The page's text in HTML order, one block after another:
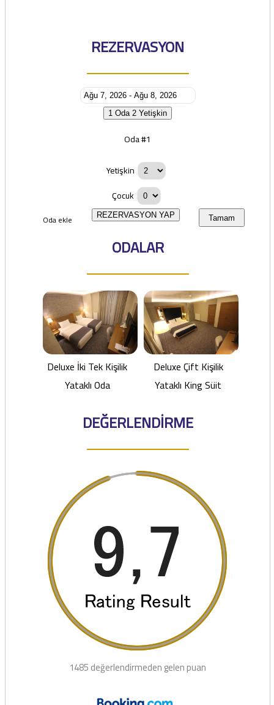
REZERVASYON
1 Oda 2 Yetişkin
Oda #1
Yetişkin
Çocuk
Oda ekle Tamam
REZERVASYON YAP
ODALAR
Deluxe İki Tek Kişilik
Yataklı Oda
Deluxe Çift Kişilik
Yataklı King Süit
DEĞERLENDİRME
1485 değerlendirmeden gelen puan